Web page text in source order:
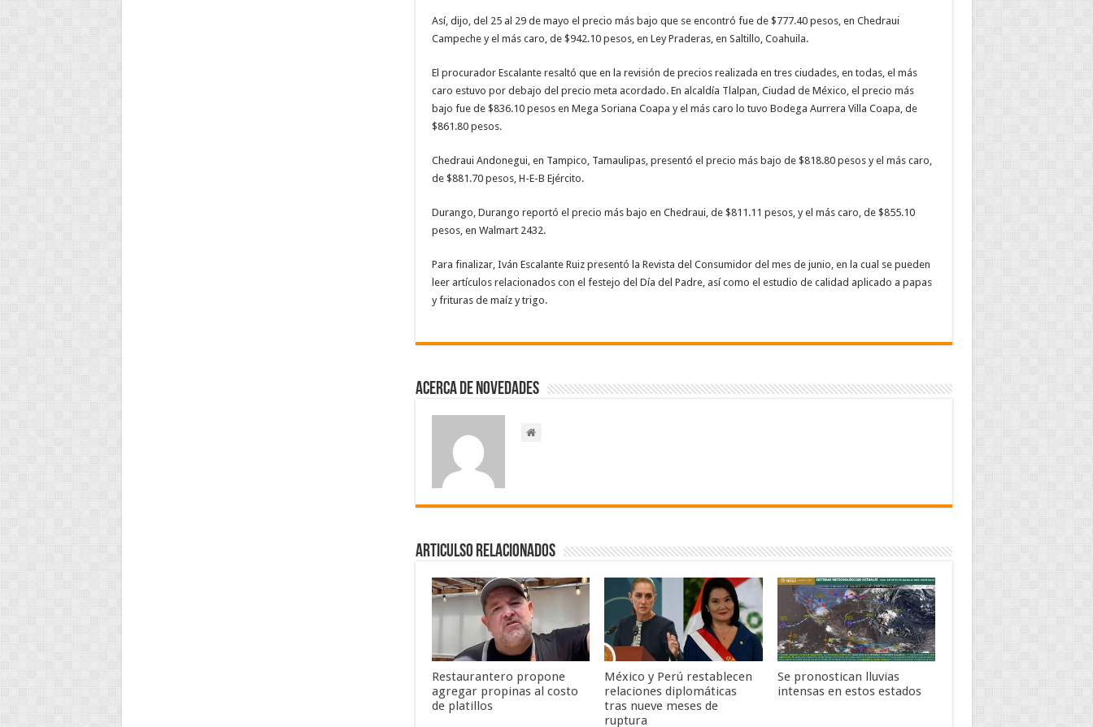
Así, dijo, del 25 al 29 de mayo el precio más bajo que se encontró fue de $777.40 pesos, en Chedraui
Campeche y el más caro, de $942.10 pesos, en Ley Praderas, en Saltillo, Coahuila.
El procurador Escalante resaltó que en la revisión de precios realizada en tres ciudades, en todas, el más
caro estuvo por debajo del precio meta acordado. En alcaldía Tlalpan, Ciudad de México, el precio más
bajo fue de $836.10 pesos en Mega Soriana Coapa y el más caro lo tuvo Bodega Aurrera Villa Coapa, de
$861.80 pesos.
Chedraui Andonegui, en Tampico, Tamaulipas, presentó el precio más bajo de $818.80 pesos y el más caro,
de $881.70 pesos, H-E-B Ejército.
Durango, Durango reportó el precio más bajo en Chedraui, de $811.11 pesos, y el más caro, de $855.10
pesos, en Walmart 2432.
Para finalizar, Iván Escalante Ruiz presentó la Revista del Consumidor del mes de junio, en la cual se pueden
leer artículos relacionados con el festejo del Día del Padre, así como el estudio de calidad aplicado a papas
y frituras de maíz y trigo.
Acerca de NOVEDADES
Articulso Relacionados
Restaurantero propone
agregar propinas al costo
de platillos
México y Perú restablecen
relaciones diplomáticas
tras nueve meses de
ruptura
Se pronostican lluvias
intensas en estos estados